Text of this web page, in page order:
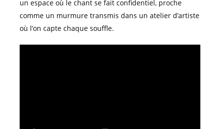
un espace où le chant se fait confidentiel, proche
comme un murmure transmis dans un atelier d’artiste
où l’on capte chaque souffle.